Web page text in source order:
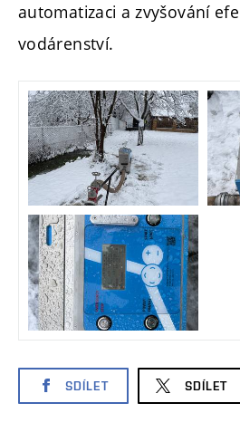
automatizaci a zvyšování
vodárenství.
SDÍLET SDÍLET